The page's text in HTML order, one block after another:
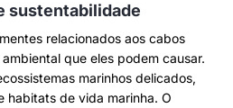
sustentabilidade
relacionados aos cabos
que eles podem causar.
marinhos delicados,
habitats de vida marinha. O